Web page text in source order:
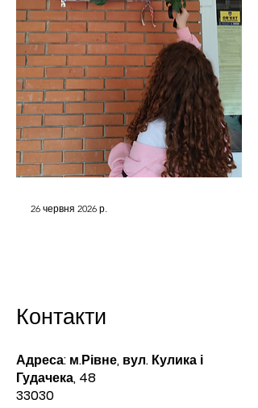
26 червня 2026 р.
Контакти
Адреса: м.Рівне, вул. Кулика і
Гудачека, 48
33030